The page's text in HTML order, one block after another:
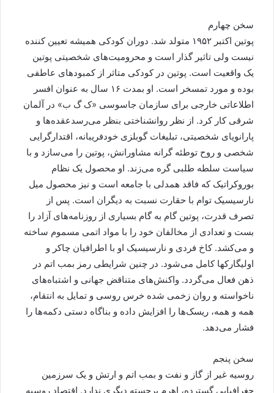
سخن چهارم
پوتین اکتبر ۱۹۵۲ متولد شد. دوران کودکی همیشه تعیین کننده
نیست ولی تاثیر گذار است و محرومیت‌های شخصیتی پوتین
یک واقعیت است. پوتین در کودکی متاثر از کمبودهای عاطفی
بوده و مورد تمسخر است. او بمدت ۱۶ سال به عنوان افسر
اطلاعاتی خارجی برای سازمان جاسوسی «ک گ ب» در آلمان
شرقی کار کرد. از نظر روانشناختی بنظر می‌رسدعقده‌ها و
پارانویای شخصیتی، تبلیغات گوبلزی خودفریبانه، اقتدارگرایی
شخصی و روح توطئه گرانه مشاورانش، پوتین را می‌سازد و با
سیاست سلطه طلبی گره می‌زند. او محصول یک نظام
بوروکراتیک که فاقد همدلی با جامعه است و نیز محصول میل
نارسیسیک توام با حقارت نسبت به دیگران است. پس از
تصرف قدرت، پوتین گام به گام بسیاری از روزنامه‌های آزاد را
بست و تعدادی از مخالفان خود را با مواد اتمی مسموم ساخته
و می‌کشد. کاخ فردی و نارسیسیک او با اطرافیان چاکر و
اولیگارکها کامل می‌شود. در چنین شرایطی رمز بمب اتم در
ذهن فعال می‌گردد. واکنش‌های متناقض جهانی و اشتباه‌های
ناخواسته و روان زخمی شده خرس روسی و تمایل به انتقام،
همه و همه، ریسک‌ها را افزایش داده و بناگاه دستی دکمه‌ها را
فشار می‌دهد.
سخن پنجم
روسیه غیر از گاز و نفت و بمب اتم و ارتش و یک سرزمین
جغرافیایی گسترده، اهرم برجسته دیگری ندارد. اقتصاد روسیه